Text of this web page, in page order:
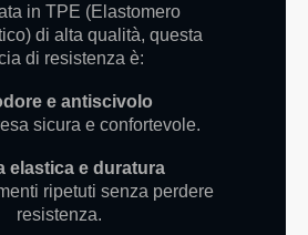
in TPE (Elastomero
di alta qualità, questa
di resistenza è:
e antiscivolo
sicura e confortevole.
elastica e duratura
ripetuti senza perdere
resistenza.